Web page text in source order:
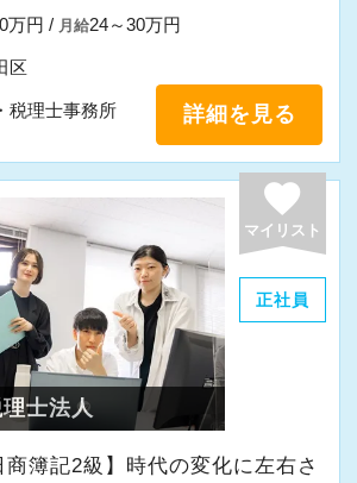
る」
も前向きに挑戦してみる」
持ちの方であれば、経験を活か
成長できる環境です。
長しながら、お客様のお役に立
いきませんか。
★
寄与するために、公正で健全な
じて、貢献できる価値を提供
せになるための力となること
万円 / 月給24～30万円
区
税理士事務所 詳細を見る
favorite
マイリスト
正社員
士法人
商簿記2級】時代の変化に左右さ